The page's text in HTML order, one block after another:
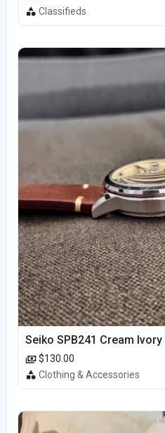
Classifieds
$130.00
Clothing & Accessories